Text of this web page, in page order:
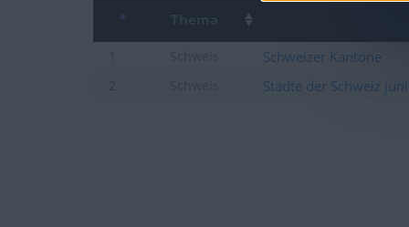
Thema
Schweizer Kantone
Städte der Schweiz